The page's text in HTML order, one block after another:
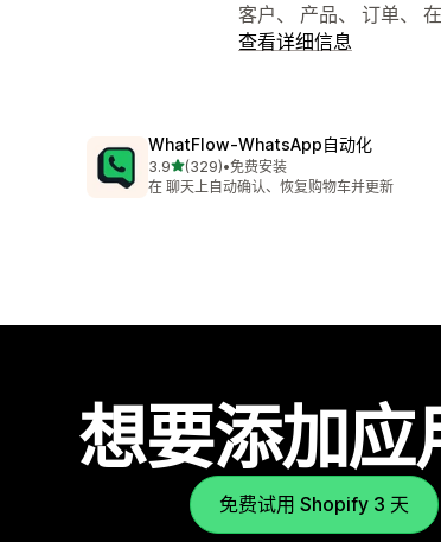
客户、 产品、 订单、
查看详细信息
WhatFlow‑WhatsApp自动化
3.9星（满分 5 星）
(329)
总共 329 条评论
•免费安装
在 聊天上自动确认、恢复购物车并更新
想要添加应
免费试用 Shopify 3 天